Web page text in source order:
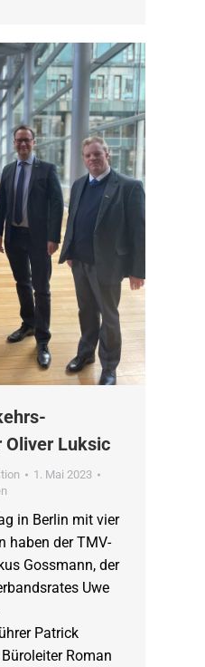
Luksic
1. Mai 2023
in Berlin mit vier
haben der TMV-
Gossmann, der
Uwe
Patrick
Roman